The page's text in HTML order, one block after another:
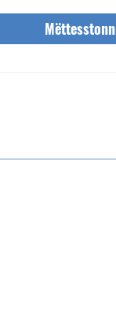
Mëttesstonn